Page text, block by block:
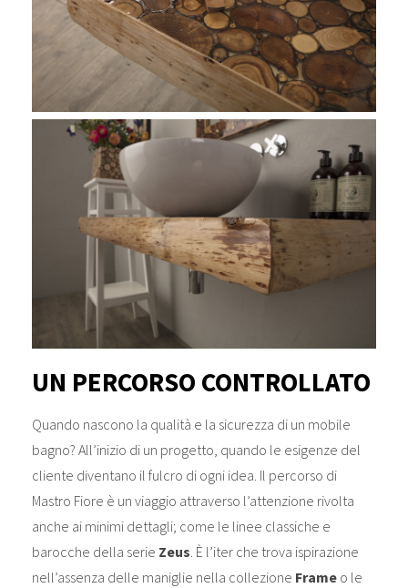
UN PERCORSO CONTROLLATO
Quando nascono la qualità e la sicurezza di un mobile
bagno? All’inizio di un progetto, quando le esigenze del
cliente diventano il fulcro di ogni idea. Il percorso di
Mastro Fiore è un viaggio attraverso l’attenzione rivolta
anche ai minimi dettagli; come le linee classiche e
barocche della serie Zeus. È l’iter che trova ispirazione
nell’assenza delle maniglie nella collezione Frameo le